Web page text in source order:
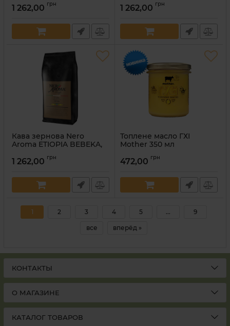
Артикул: 4820093480499
1 262,00 грн
Артикул: 4820093480413
1 262,00 грн
Кава зернова Nero
Aroma ETIOPIA BEBEKA,
Артикул: 8019650001505
1 262,00 грн
Топлене масло ГХІ
Mother 350 мл
472,00 грн
1 2 3 4 5 ... 9
все вперёд »
КОНТАКТЫ
О МАГАЗИНЕ
КАТАЛОГ ТОВАРОВ